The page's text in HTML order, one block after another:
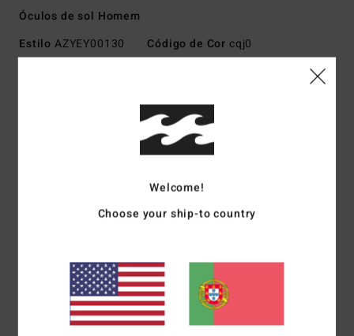
Óculos de sol Homem
Estilo AZYEY00130 Código de Cor cqj0
Tamanho pequeno/médio
Armação em acetato Mazzuchelli feita à mão
Dobradiças óticas italianas de aço inoxidável
Lentes esféricas de base 4
100% proteção UV
Materiais[Tecido principal] 73% nylon, 23%
policarbonato, 2% metal, 2% liga de zinco
Welcome!
Choose your ship-to country